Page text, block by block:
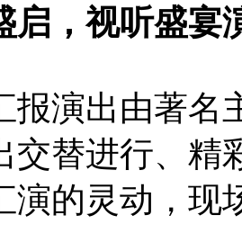
，视听盛宴
演出由著名
交替进行、精
演的灵动，现